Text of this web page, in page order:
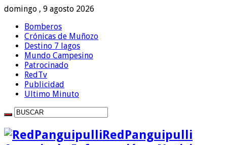
domingo , 9 agosto 2026
Bomberos
Crónicas de Muñozo
Destino 7 lagos
Mundo Campesino
Patrocinado
RedTv
Publicidad
Ultimo Minuto
RedPanguipulli